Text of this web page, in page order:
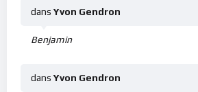
Benjamin
dans Yvon Gendron
dans Yvon Gendron